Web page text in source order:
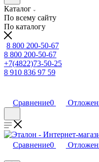
Каталог
По всему сайту
По каталогу
8 800 200-50-67
8 800 200-50-67
+7(4822)73-50-25
8 910 836 97 59
Сравнение0
Сравнение0